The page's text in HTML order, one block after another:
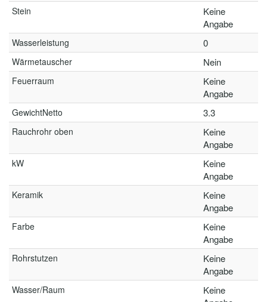
Stein
Keine
Angabe
Wasserleistung 0
Wärmetauscher Nein
Feuerraum
Keine
Angabe
GewichtNetto 3.3
Rauchrohr oben
Keine
Angabe
kW
Keine
Angabe
Keramik
Keine
Angabe
Farbe
Keine
Angabe
Rohrstutzen
Keine
Angabe
Wasser/Raum
Keine